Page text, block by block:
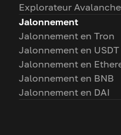
Explorateur Avalanche
Jalonnement
Jalonnement en Tron
Jalonnement en USDT
Jalonnement en
Jalonnement en BNB
Jalonnement en DAI